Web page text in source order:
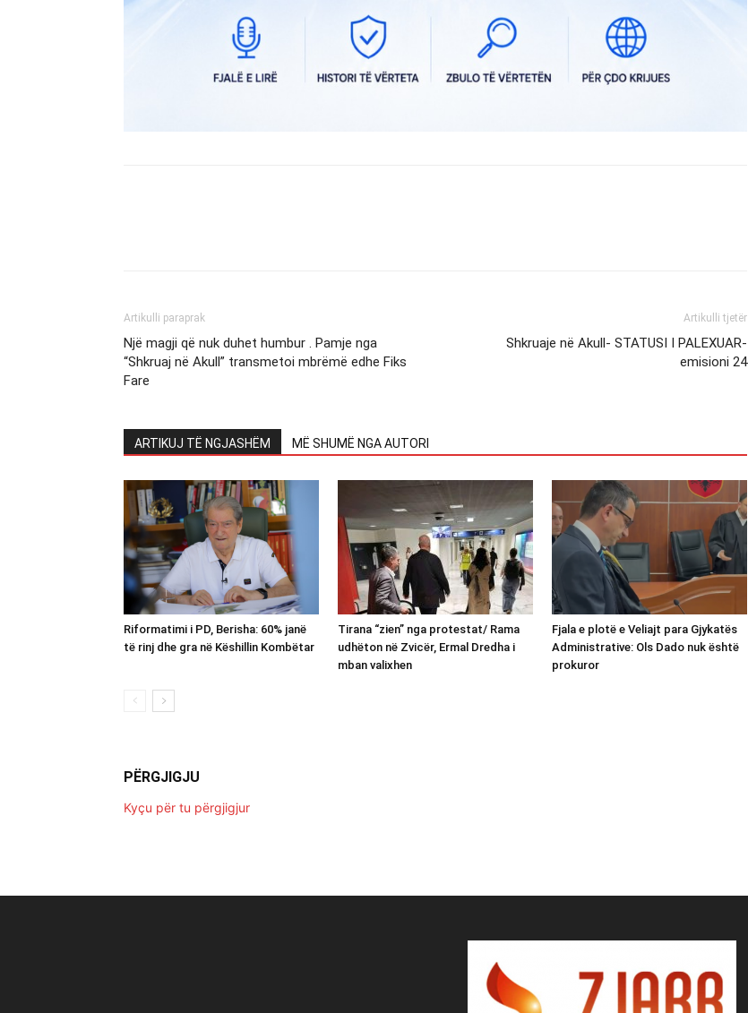
Artikulli paraprak
Një magji që nuk duhet humbur . Pamje nga
“Shkruaj në Akull” transmetoi mbrëmë edhe Fiks
Fare
Artikulli tjetër
Shkruaje në Akull- STATUSI I PALEXUAR-
emisioni 24
ARTIKUJ TË NGJASHËM MË SHUMË NGA AUTORI
Riformatimi i PD, Berisha: 60% janë
të rinj dhe gra në Këshillin Kombëtar
Tirana “zien” nga protestat/ Rama
udhëton në Zvicër, Ermal Dredha i
mban valixhen
Fjala e plotë e Veliajt para Gjykatës
Administrative: Ols Dado nuk është
prokuror
PËRGJIGJU
Kyçu për tu përgjigjur